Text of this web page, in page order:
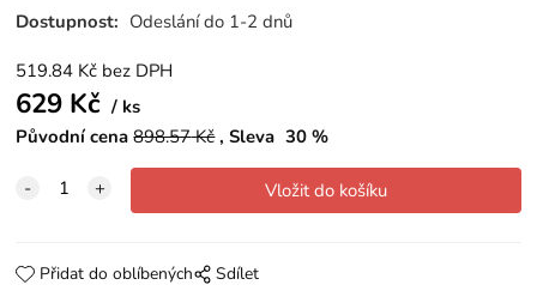
Dostupnost: Odeslání do 1-2 dnů
519.84 Kč bez DPH
629 Kč
ks
Původní cena 898.57Kč Sleva 30 %
Přidat do oblíbených Sdílet